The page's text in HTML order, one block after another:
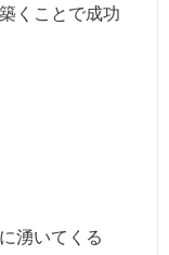
くことで成功
湧いてくる